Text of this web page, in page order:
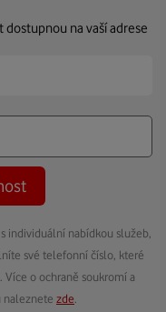
na vaší adrese
individuální nabídkou služeb,
své telefonní číslo, které
o ochraně soukromí a
naleznete zde